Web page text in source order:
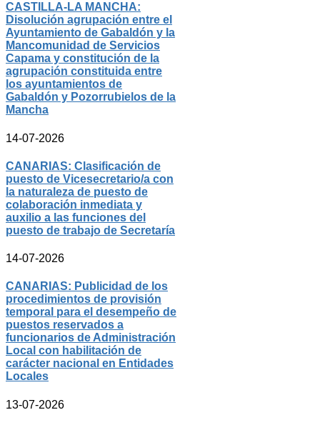
CASTILLA-LA MANCHA:
Disolución agrupación entre el
Ayuntamiento de Gabaldón y la
Mancomunidad de Servicios
Capama y constitución de la
agrupación constituida entre
los ayuntamientos de
Gabaldón y Pozorrubielos de la
Mancha
14-07-2026
CANARIAS: Clasificación de
puesto de Vicesecretario/a con
la naturaleza de puesto de
colaboración inmediata y
auxilio a las funciones del
puesto de trabajo de Secretaría
14-07-2026
CANARIAS: Publicidad de los
procedimientos de provisión
temporal para el desempeño de
puestos reservados a
funcionarios de Administración
Local con habilitación de
carácter nacional en Entidades
Locales
13-07-2026